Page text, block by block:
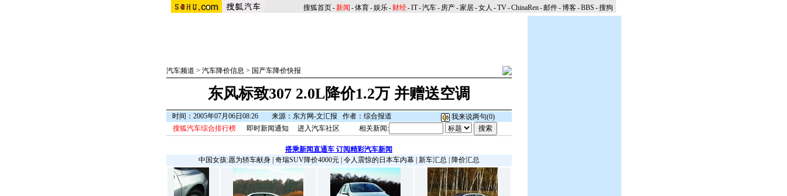
搜狐首页-新闻 -体育-娱乐- 财经-IT-汽车- 房产-家居-女人 -TV-ChinaRen-邮件-博客-BBS -搜狗
汽车频道 > 汽车降价信息 > 国产车降价快报
东风标致307 2.0L降价1.2万 并赠送空调
时间：2005年07月06日08:26 来源：东方网-文汇报 作者：综合报道 我来说两句(0)
搜狐汽车综合排行榜
即时新闻通知 进入汽车社区 相关新闻:
搭乘新闻直通车 订阅精彩汽车新闻
中国女孩:愿为轿车献身| 奇瑞SUV降价4000元| 令人震惊的日本车内幕| 新车汇总 降价汇总